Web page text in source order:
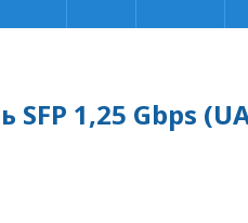
1,25 Gbps